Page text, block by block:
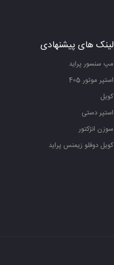
لینک های پیشنهادی
مپ سنسور پراید
استپر موتور 405
کویل
استپر دستی
سوزن انژکتور
کویل دوقلو زیمنس پراید